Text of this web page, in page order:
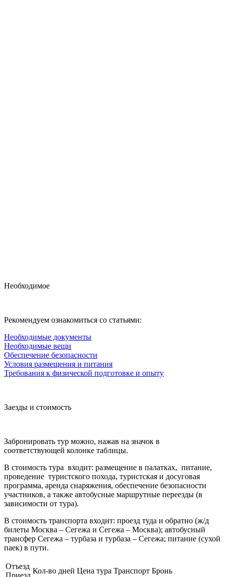
Необходимое
Рекомендуем ознакомиться со статьями:
Необходимые документы
Необходимые вещи
Обеспечение безопасности
Условия размещения и питания
Требования к физической подготовке и опыту
Заезды и стоимость
Забронировать тур можно, нажав на значок в
соответствующей колонке таблицы.
В стоимость тура входит: размещение в палатках, питание,
проведение туристского похода, туристская и досуговая
программа, аренда снаряжения, обеспечение безопасности
участников, а также автобусные маршрутные переезды (в
зависимости от тура).
В стоимость транспорта входит: проезд туда и обратно (ж/д
билеты Москва – Сегежа и Сегежа – Москва); автобусный
трансфер Сегежа – турбаза и турбаза – Сегежа; питание (сухой
паек) в пути.
Отъезд
Кол-во дней Цена тура Транспорт Бронь